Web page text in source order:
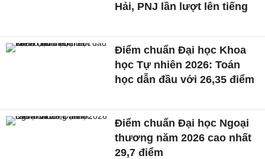
Hải, PNJ lần lượt lên tiếng
Điểm chuẩn Đại học Khoa
học Tự nhiên 2026: Toán
học dẫn đầu với 26,35 điểm
Điểm chuẩn Đại học Ngoại
thương năm 2026 cao nhất
29,7 điểm